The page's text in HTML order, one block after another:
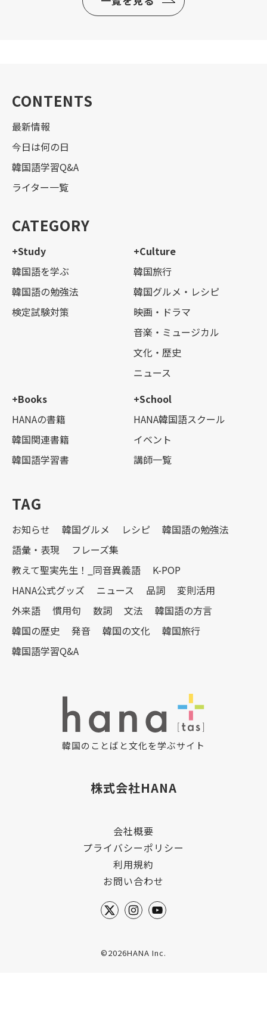
CONTENTS
最新情報
今日は何の日
韓国語学習Q&A
ライター一覧
CATEGORY
+Study
韓国語を学ぶ
韓国語の勉強法
検定試験対策
+Culture
韓国旅行
韓国グルメ・レシピ
映画・ドラマ
音楽・ミュージカル
文化・歴史
ニュース
+Books
HANAの書籍
韓国関連書籍
韓国語学習書
+School
HANA韓国語スクール
イベント
講師一覧
TAG
お知らせ 韓国グルメ レシピ
韓国語の勉強法
語彙・表現
フレーズ集
教えて聖実先生！_同音異義語
K-POP
HANA公式グッズ
ニュース 品詞
変則活用
外来語
慣用句 数詞 文法
韓国語の方言
韓国の歴史
発音 韓国の文化
韓国旅行
韓国語学習Q&A
韓国のことばと文化を学ぶサイト
株式会社HANA
会社概要
プライバシーポリシー
利用規約
お問い合わせ
©2026HANA Inc.